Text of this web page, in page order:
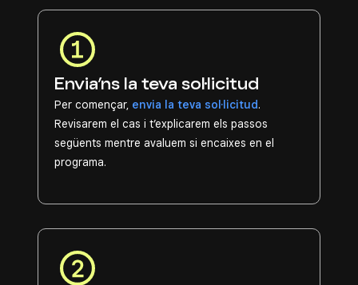
Envia’ns la teva sol·licitud
Per començar, envia la teva sol·licitud.
Revisarem el cas i t’explicarem els passos
següents mentre avaluem si encaixes en el
programa.